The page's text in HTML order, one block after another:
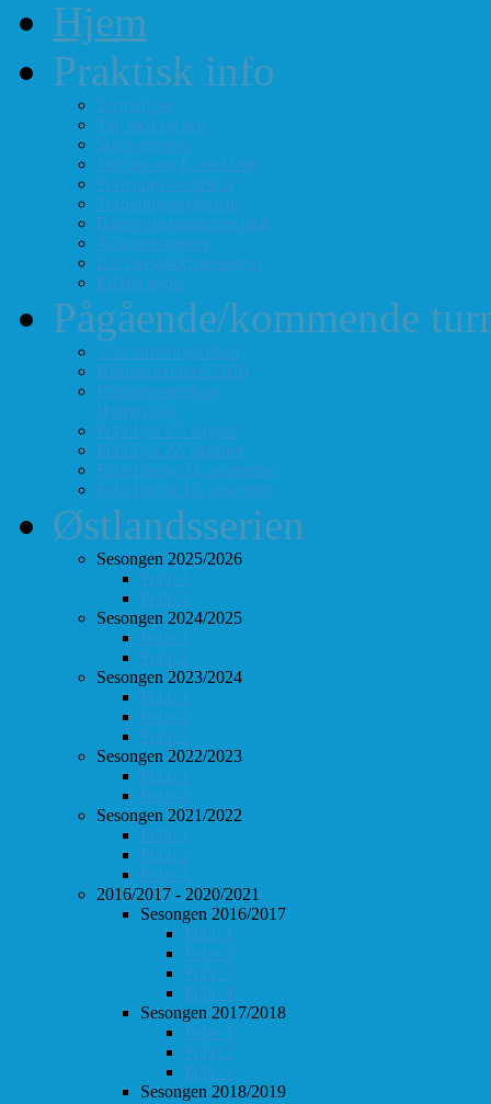
Hjem
Praktisk info
Terminliste
Tid, sted og pris
Styre og verv
Telefon- og E-post-liste
Forenings-vedtekter
Turneringsreglement
Barne- og ungdomssjakk
Årsmøte-papirer
Litt om sjakkforeningen
FIDEs regler
Pågående/kommende
Vårt turneringstilbud
Høstturneringen 2026
Klubbmesterskap
Hurtigsjakk
FolloLyn 27. august
FolloLyn 22. oktober
FolloHurtig 24. september
FolloHurtig 10. desember
Østlandsserien
Sesongen 2025/2026
Follo 1
Follo 2
Sesongen 2024/2025
Follo 1
Follo 2
Sesongen 2023/2024
Follo 1
Follo 2
Follo 3
Sesongen 2022/2023
Follo 1
Follo 2
Sesongen 2021/2022
Follo 1
Follo 2
Follo 3
2016/2017 - 2020/2021
Sesongen 2016/2017
Follo 1
Follo 2
Follo 3
Follo 4
Sesongen 2017/2018
Follo 1
Follo 2
Follo 3
Sesongen 2018/2019